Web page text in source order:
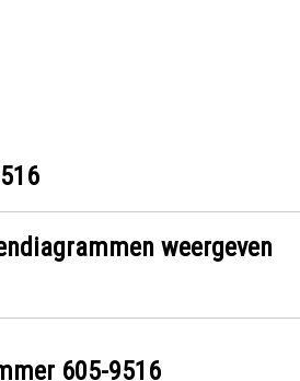
weergeven
605-9516